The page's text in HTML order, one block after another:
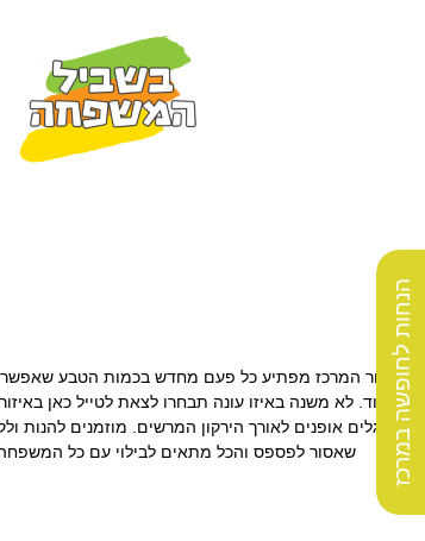
איזור המרכז מפתיע כל פעם מחדש בכמות הטבע שאפשר
ועוד. לא משנה באיזו עונה תבחרו לצאת לטייל כאן
סינגלים אופנים לאורך הירקון המרשים. מוזמנים להנות
שאסור לפספס והכל מתאים לבילוי עם כל
הנחות לחופשה במרכז